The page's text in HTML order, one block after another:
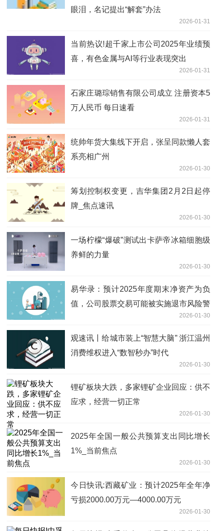
眼泪，名记提出“解套”办法
2026-01-31
当前热议!超千家上市公司2025年业绩预
喜，有色金属与AI等行业表现突出
2026-01-31
石家庄璐琮销售有限公司成立 注册资本5
万人民币 每日速看
2026-01-31
统帅年货大集线下开启，张呈同款懒人套
系亮相广州
2026-01-30
筹划控制权变更，吉华集团2月2日起停
牌_焦点速讯
2026-01-30
一场柠檬“爆破”测试出卡萨帝冰箱细胞级
养鲜的力量
2026-01-30
易华录：预计2025年度期末净资产为负
值，公司股票交易可能被实施退市风险警
2026-01-30
观速讯丨给城市装上“智慧大脑” 浙江温州
消费维权进入“数智秒办”时代
2026-01-30
锂矿板块大跌，多家锂矿企业回应：供不
应求，经营一切正常
2026-01-30
2025年全国一般公共预算支出同比增长
1%_当前焦点
2026-01-30
今日快讯:西藏矿业：预计2025年全年净
亏损2000.00万元—4000.00万元
2026-01-30